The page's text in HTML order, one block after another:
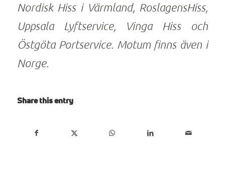
Nordisk Hiss i Värmland, RoslagensHiss,
Uppsala Lyftservice, Vinga Hiss och
Östgöta Portservice. Motum finns även i
Norge.
Share this entry